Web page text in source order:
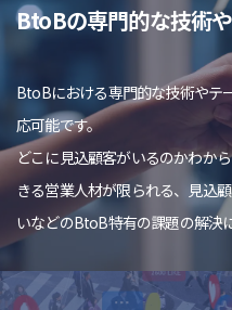
BtoBの専門的な技術
BtoBにおける専門的な技術やテ
応可能です。
どこに見込顧客がいるのかわか
きる営業人材が限られる、見込
いなどのBtoB特有の課題の解決